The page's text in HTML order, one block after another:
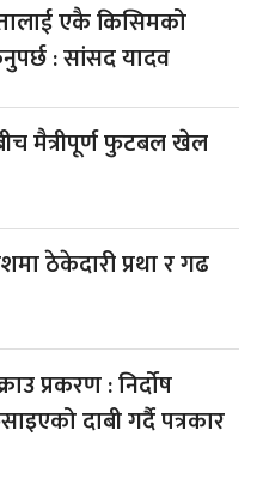
एकै किसिमको
: सांसद यादव
मैत्रीपूर्ण फुटबल खेल
ठेकेदारी प्रथा र गढ
प्रकरण : निर्दोष
दाबी गर्दै पत्रकार